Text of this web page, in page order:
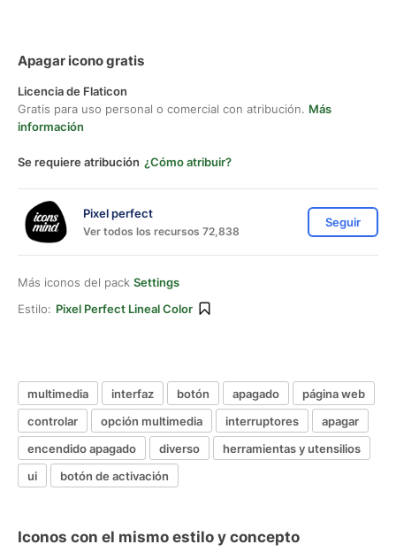
Apagar icono gratis
Licencia de Flaticon
Gratis para uso personal o comercial con atribución. Más
información
Se requiere atribución ¿Cómo atribuir?
Pixel perfect
Ver todos los recursos 72,838
Seguir
Más iconos del pack Settings
Estilo: Pixel Perfect Lineal Color
multimedia interfaz botón apagado
página web
controlar
opción multimedia interruptores
apagar
encendido apagado
diverso
herramientas y utensilios
ui
botón de activación
Iconos con el mismo estilo y concepto